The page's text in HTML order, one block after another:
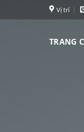
đến
Vị trí
TRANG